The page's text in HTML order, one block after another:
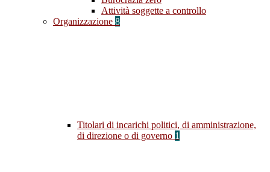
Attività soggette a controllo
Organizzazione 8
Titolari di incarichi politici, di amministrazione,
di direzione o di governo 1